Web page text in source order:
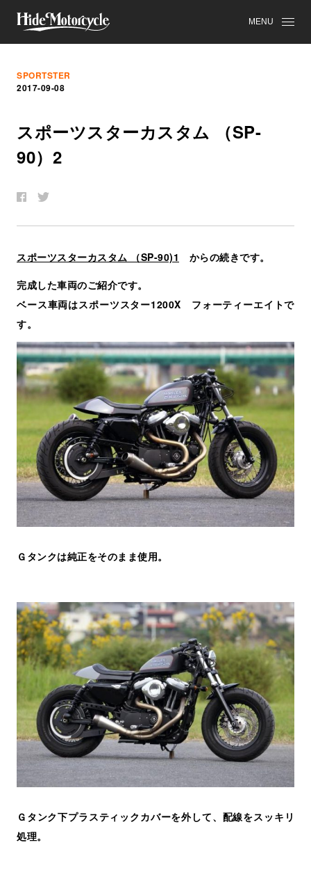
MENU
SPORTSTER
2017-09-08
スポーツスターカスタム （SP-
90）2
スポーツスターカスタム （SP-90)1 からの続きです。
完成した車両のご紹介です。
ベース車両はスポーツスター1200X フォーティーエイトで
す。
Ｇタンクは純正をそのまま使用。
Ｇタンク下プラスティックカバーを外して、配線をスッキリ
処理。